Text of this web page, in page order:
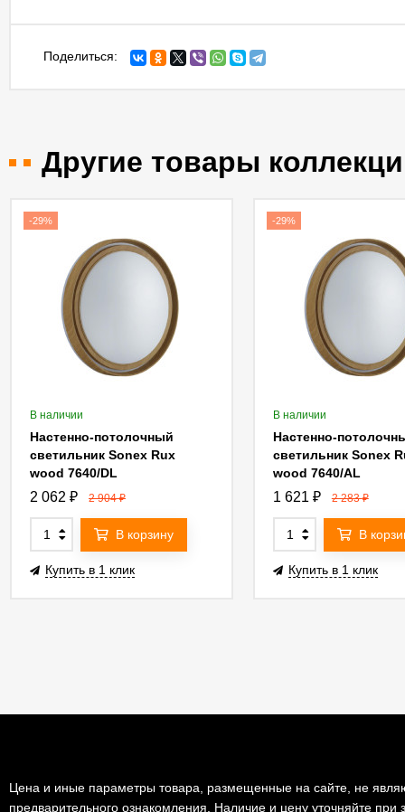
Поделиться:
Другие товары
-29%
В наличии
Настенно-потолочный
светильник Sonex Rux
wood 7640/DL
2 062 ₽ 2 904₽
В корзину
Купить в 1 клик
-29%
В наличии
Настенно-
светильник Sonex
wood 7640/AL
1 621 ₽ 2 283₽
В
Купить в 1 клик
Цена и иные параметры товара, размещенные на сайте, не
предварительного ознакомления. Наличие и цену уточняйте при